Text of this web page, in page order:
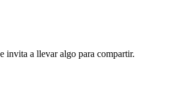
invita a llevar algo para compartir.